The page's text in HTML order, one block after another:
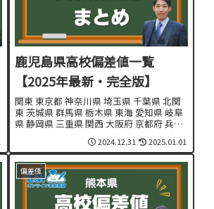
鹿児島県高校偏差値一覧
【2025年最新・完全版】
関東 東京都 神奈川県 埼玉県 千葉県 北関
東 茨城県 群馬県 栃木県 東海 愛知県 岐阜
県 静岡県 三重県 関西 大阪府 京都府 兵庫
県 奈良県 滋賀県 和歌山県 東北・北海道
北海道 青森県 秋田県 岩手県 山形県 宮城
県 福島県 九州...
2024.12.31 2025.01.01
偏差値